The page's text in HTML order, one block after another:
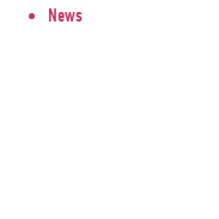
News